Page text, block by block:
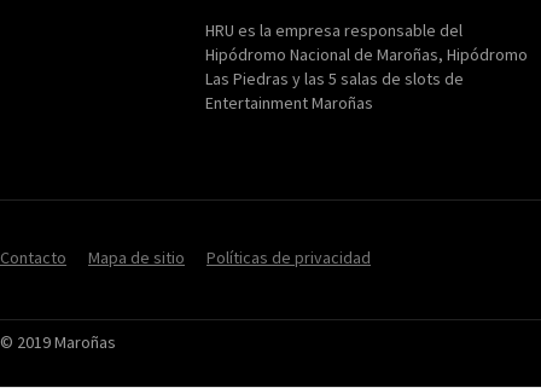
HRU es la empresa responsable del
Hipódromo Nacional de Maroñas, Hipódromo
Las Piedras y las 5 salas de slots de
Entertainment Maroñas
Contacto Mapa de sitio Políticas de privacidad
© 2019 Maroñas